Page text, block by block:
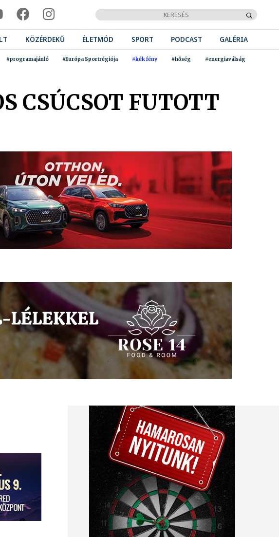
KÖZÉRDEKŰ ÉLETMÓD SPORT PODCAST GALÉRIA
#programajánló #Európa Sportrégiója #kék fény #hőség #energiaválság
CSÚCSOT FUTOTT